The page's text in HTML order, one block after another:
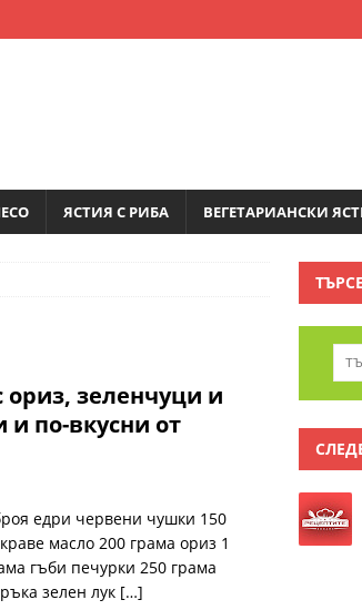
ЯСТИЯ С РИБА ВЕГЕТАРИАНСКИ
зеленчуци и
и по-вкусни от
едри червени чушки 150
масло 200 грама ориз 1
гъби печурки 250 грама
зелен лук […]